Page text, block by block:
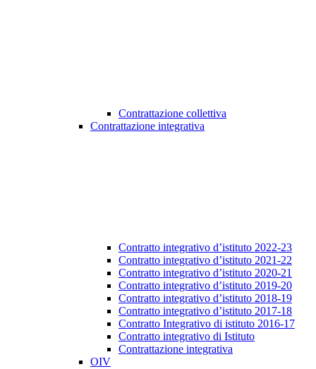
Contrattazione collettiva
Contrattazione integrativa
Contratto integrativo d’istituto 2022-23
Contratto integrativo d’istituto 2021-22
Contratto integrativo d’istituto 2020-21
Contratto integrativo d’istituto 2019-20
Contratto integrativo d’istituto 2018-19
Contratto integrativo d’istituto 2017-18
Contratto Integrativo di istituto 2016-17
Contratto integrativo di Istituto
Contrattazione integrativa
OIV